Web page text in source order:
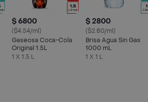
$ 6800
($4.54/ml)
Gaseosa Coca-Cola
Original 1.5L
1 X 1.5 L
$ 2800
($2.80/ml)
Brisa Agua Sin Gas
1000 mL
1 X 1 L